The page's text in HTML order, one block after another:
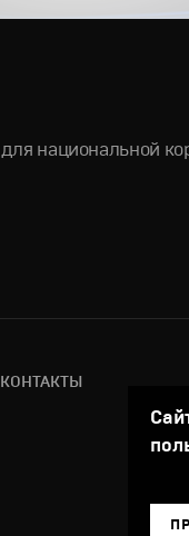
национальной
КОНТАКТЫ